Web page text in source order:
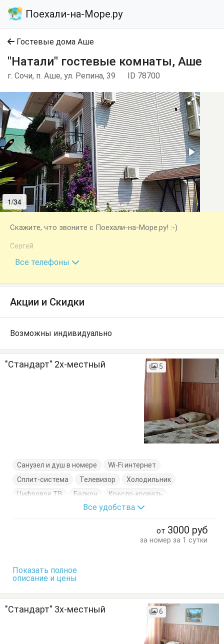
Поехали-на-Море.ру
Гостевые дома Аше
"Натали" гостевые комнаты, Аше
г. Сочи, п. Аше, ул. Репина, 39 ID 78700
1/34
Скажите, что звоните с Поехали-на-Море.ру! :-)
Сергей
+7 (918) 308-37-73
Все телефоны
Акции и Скидки
Возможны индивидуально
"Стандарт" 2х-местный 5
Санузел и душ в номере
Wi-Fi интернет
Сплит-система
Телевизор
Холодильник
Цифровое ТВ
Балкон
Кресло-кровать
Кровати односпальные
Кровать двуспальная
Все удобства
от 3000 руб
за номер за 1 сутки
Показать полное
описание и цены
"Стандарт" 3х-местный 6